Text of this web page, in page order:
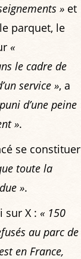
» et
parquet, le
«
le cadre de
service », a
d’une peine
».
se constituer
toute la
».
sur X : « 150
au parc de
en France,